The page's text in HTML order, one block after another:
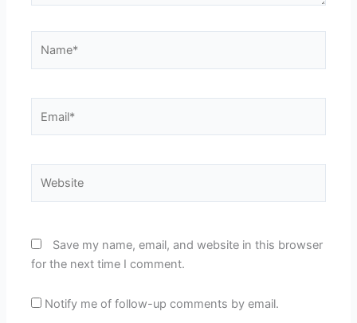
Save my name, email, and website in this browser
for the next time I comment.
Notify me of follow-up comments by email.